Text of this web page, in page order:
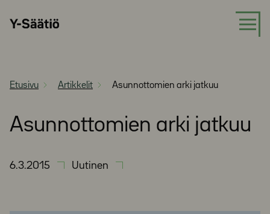
suoraan
Y-
Etusivu Artikkelit Asunnottomien arki jatkuu
Asunnottomien arki jatkuu
6.3.2015 Uutinen